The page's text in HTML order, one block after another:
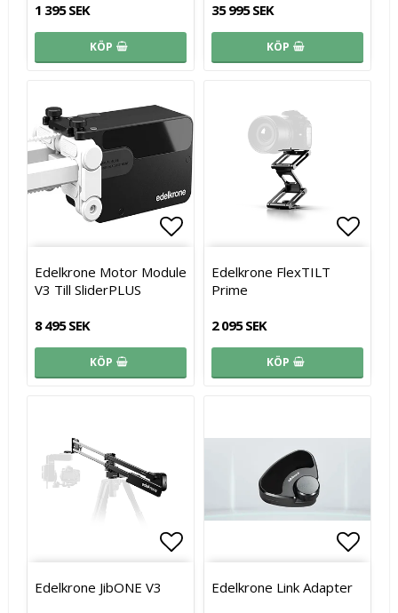
1 395 SEK
KÖP
35 995 SEK
KÖP
Lägg till i favoritlistan
Edelkrone Motor Module
V3 Till SliderPLUS
8 495 SEK
KÖP
Edelkrone FlexTILT
Prime
2 095 SEK
KÖP
Lägg till i favoritlistan
Lägg till i favoritlistan
Edelkrone JibONE V3
Edelkrone Link Adapter